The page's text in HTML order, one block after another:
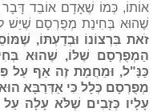
אוֹתוֹ, כְּמוֹ שֶׁאָדָם אוֹבֵד
שֶׁהוּא בְּחִינַת מְפֻרְסָם שֶׁיֵּשׁ
זֹאת בִּרְצוֹנוֹ וּבְדַעְתּוֹ,
הַמְפֻרְסָם שֶׁלּוֹ, שֶׁהוּא
כַּנַּ"ל, וּמֵחֲמַת זֶה אַף עַל
מְפֻרְסָם כְּלָל כִּי אַדְּרַבָּא הוּא
עָלָיו כְּזָבִים שֶׁלֹּא עָלָה